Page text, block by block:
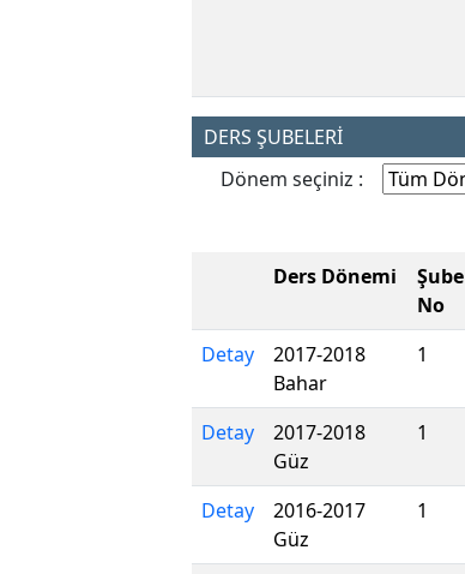
DERS ŞUBELERİ
Dönem seçiniz :
Ders Dönemi
Şube
No
Detay
2017-2018
Bahar
1
Detay
2017-2018
Güz
1
Detay
2016-2017
Güz
1